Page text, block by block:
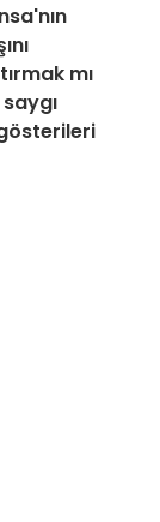
mı